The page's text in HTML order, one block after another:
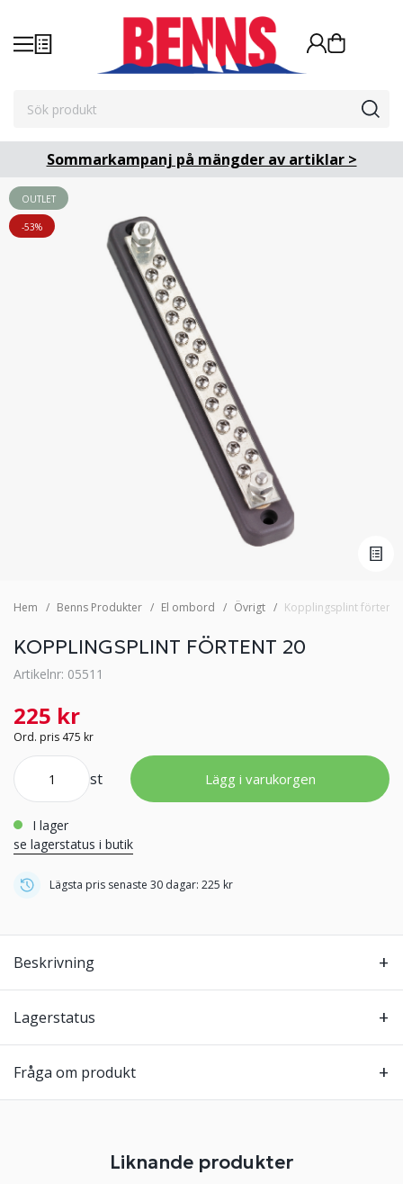
Sommarkampanj på mängder av artiklar >
OUTLET
-53%
Hem Benns Produkter El ombord Övrigt Kopplingsplint förtent
KOPPLINGSPLINT FÖRTENT 20
Artikelnr: 05511
225 kr
Ord. pris 475 kr
st Lägg i varukorgen
i lager
se lagerstatus i butik
Lägsta pris senaste 30 dagar: 225 kr
Beskrivning
Lagerstatus
Fråga om produkt
Liknande produkter